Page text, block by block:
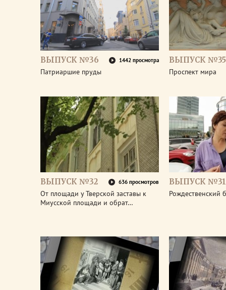
ВЫПУСК №36 1442 просмотра
Патриаршие пруды
ВЫПУСК №35
Проспект мира
ВЫПУСК №32 636 просмотров
От площади у Тверской заставы к
Миусской площади и обрат…
ВЫПУСК №31
Рождественский